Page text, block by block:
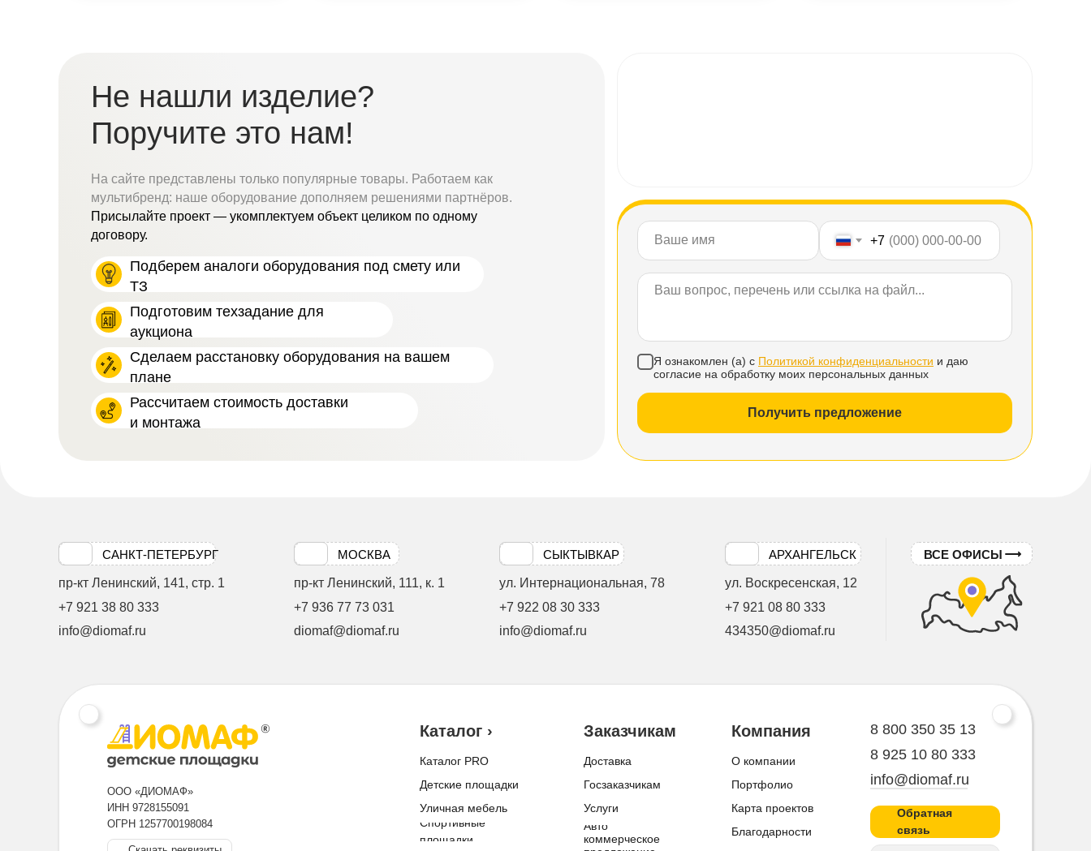
Не нашли изделие?
Поручите это нам!
На сайте представлены только популярные товары. Работаем как
мультибренд: наше оборудование дополняем решениями партнёров.
Присылайте проект — укомплектуем объект целиком по одному
договору.
Подберем аналоги оборудования под смету или
ТЗ
Подготовим техзадание для
аукциона
Сделаем расстановку оборудования на вашем
плане
Рассчитаем стоимость доставки
и монтажа
+7
Я ознакомлен (а) с Политикой конфиденциальности и даю
согласие на обработку моих персональных данных
Получить предложение
САНКТ-ПЕТЕРБУРГ
пр-кт Ленинский, 141, стр. 1
+7 921 38 80 333
info@diomaf.ru
МОСКВА
пр-кт Ленинский, 111, к. 1
+7 936 77 73 031
diomaf@diomaf.ru
СЫКТЫВКАР
ул. Интернациональная, 78
+7 922 08 30 333
info@diomaf.ru
АРХАНГЕЛЬСК
ул. Воскресенская, 12
+7 921 08 80 333
434350@diomaf.ru
ВСЕ ОФИСЫ
ООО «ДИОМАФ»
ИНН 9728155091
ОГРН 1257700198084
Каталог ›
Каталог PRO
Детские площадки
Уличная мебель
Спортивные
площадки
Заказчикам
Доставка
Госзаказчикам
Услуги
Авто
коммерческое
Компания
О компании
Портфолио
Карта проектов
Благодарности
8 800 350 35 13
8 925 10 80 333
info@diomaf.ru
Обратная
связь